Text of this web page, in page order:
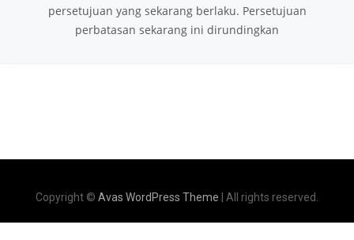
persetujuan yang sekarang berlaku. Persetujuan
perbatasan sekarang ini dirundingkan
Copyright © Avas WordPress Theme | All rights reserved.